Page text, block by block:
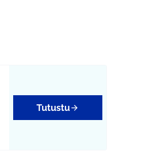
Tutustu